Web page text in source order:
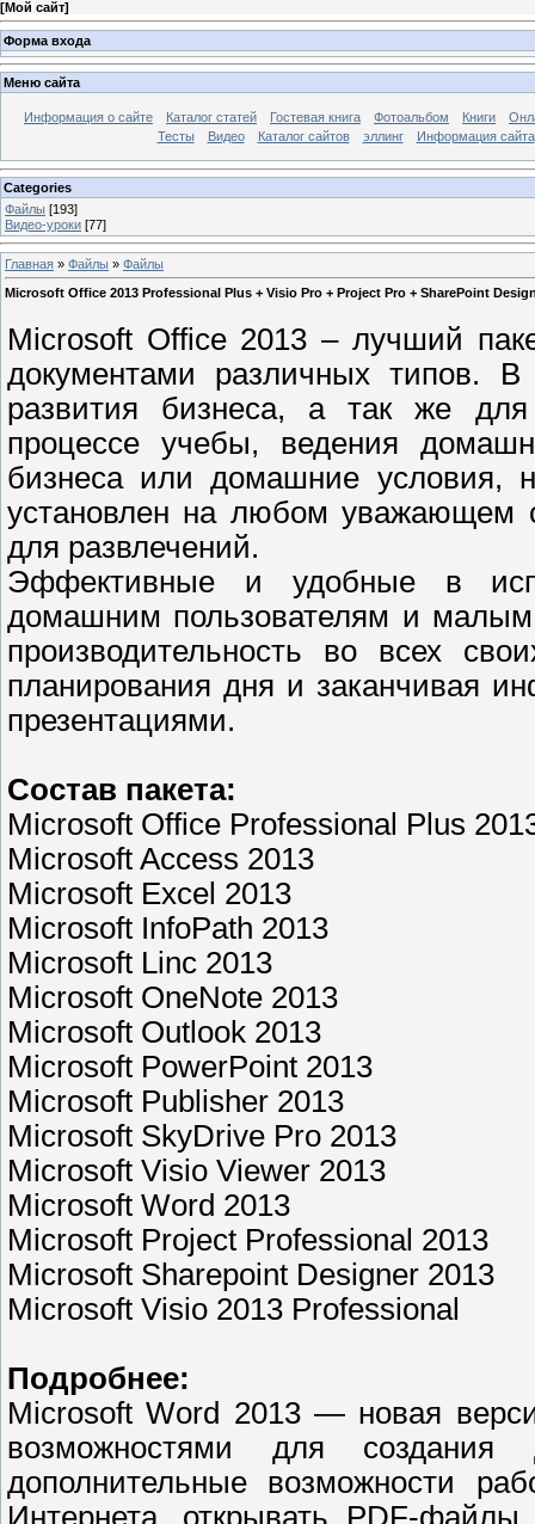
[Мой сайт]
Форма входа
Меню сайта
Информация о сайте Каталог статей Гостевая книга Фотоальбом Книги
Тесты
Видео Каталог сайтов эллинг Информация сайта
Categories
Файлы [193]
Видео-уроки [77]
Главная » Файлы » Файлы
Microsoft Office 2013 Professional Plus + Visio Pro + Project Pro + SharePoint
Microsoft Office 2013 – лучший
документами различных типов.
развития бизнеса, а так же
процессе учебы, ведения
бизнеса или домашние условия,
установлен на любом уважающем
для развлечений.
Эффективные и удобные в
домашним пользователям и
производительность во всех
планирования дня и заканчивая
презентациями.
Состав пакета:
Microsoft Office Professional Plus
Microsoft Access 2013
Microsoft Excel 2013
Microsoft InfoPath 2013
Microsoft Linс 2013
Microsoft OneNote 2013
Microsoft Outlook 2013
Microsoft PowerPoint 2013
Microsoft Publisher 2013
Microsoft SkyDrive Pro 2013
Microsoft Visio Viewer 2013
Microsoft Word 2013
Microsoft Project Professional 2013
Microsoft Sharepoint Designer 2013
Microsoft Visio 2013 Professional
Подробнее:
Microsoft Word 2013 — новая
возможностями для создания
дополнительные возможности
Интернета, открывать PDF-